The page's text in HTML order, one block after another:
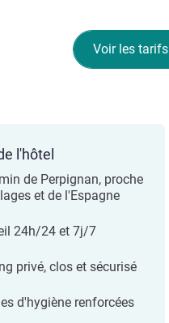
Voir les tarifs
l'hôtel
de Perpignan, proche
et de l'Espagne
24h/24 et 7j/7
privé, clos et sécurisé
d'hygiène renforcées